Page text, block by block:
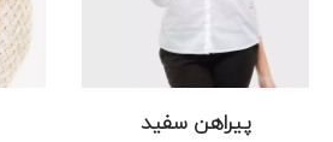
پیراهن سفید